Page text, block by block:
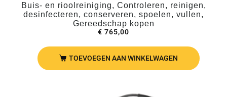
Buis- en rioolreiniging, Controleren, reinigen,
desinfecteren, conserveren, spoelen, vullen,
Gereedschap kopen
€ 765,00
TOEVOEGEN AAN WINKELWAGEN